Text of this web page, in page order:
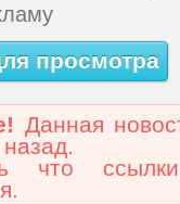
просмотра
Данная
что